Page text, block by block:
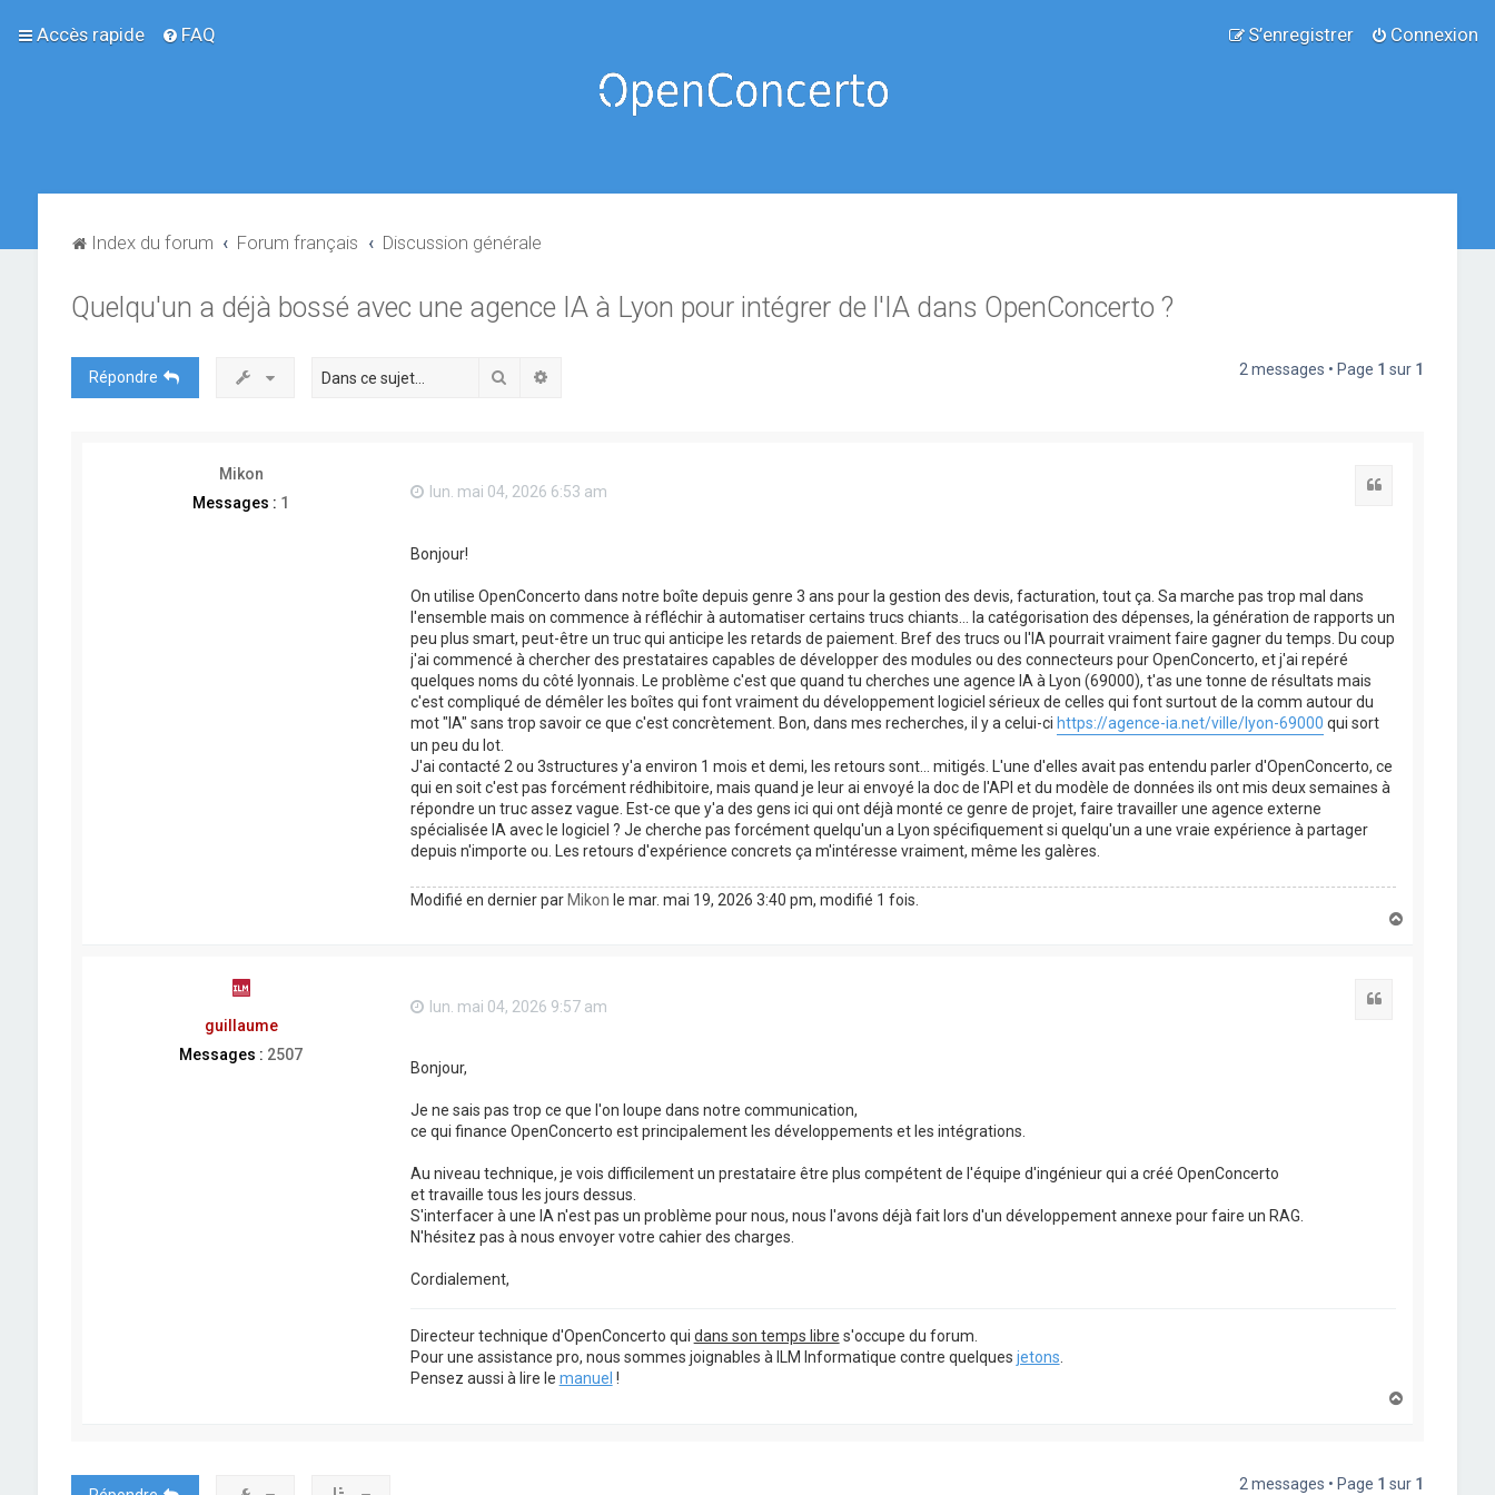
Accès rapide FAQ Connexion
S’enregistrer
Index du forum Forum français Discussion générale
Quelqu'un a déjà bossé avec une agence IA à Lyon pour intégrer de l'IA dans OpenConcerto ?
Répondre Rechercher 2 messages • Page 1 sur 1
Mikon
Messages : 1
lun. mai 04, 2026 6:53 am
Bonjour!
On utilise OpenConcerto dans notre boîte depuis genre 3 ans pour la gestion des devis, facturation, tout ça. Sa marche pas trop mal dans
l'ensemble mais on commence à réfléchir à automatiser certains trucs chiants... la catégorisation des dépenses, la génération de rapports un
peu plus smart, peut-être un truc qui anticipe les retards de paiement. Bref des trucs ou l'IA pourrait vraiment faire gagner du temps. Du coup
j'ai commencé à chercher des prestataires capables de développer des modules ou des connecteurs pour OpenConcerto, et j'ai repéré
quelques noms du côté lyonnais. Le problème c'est que quand tu cherches une agence IA à Lyon (69000), t'as une tonne de résultats mais
c'est compliqué de démêler les boîtes qui font vraiment du développement logiciel sérieux de celles qui font surtout de la comm autour du
mot "IA" sans trop savoir ce que c'est concrètement. Bon, dans mes recherches, il y a celui-ci https://agence-ia.net/ville/lyon-69000 qui sort
un peu du lot.
J'ai contacté 2 ou 3structures y'a environ 1 mois et demi, les retours sont... mitigés. L'une d'elles avait pas entendu parler d'OpenConcerto, ce
qui en soit c'est pas forcément rédhibitoire, mais quand je leur ai envoyé la doc de l'API et du modèle de données ils ont mis deux semaines à
répondre un truc assez vague. Est-ce que y'a des gens ici qui ont déjà monté ce genre de projet, faire travailler une agence externe
spécialisée IA avec le logiciel ? Je cherche pas forcément quelqu'un a Lyon spécifiquement si quelqu'un a une vraie expérience à partager
depuis n'importe ou. Les retours d'expérience concrets ça m'intéresse vraiment, même les galères.
Modifié en dernier par Mikon le mar. mai 19, 2026 3:40 pm, modifié 1 fois.
guillaume
Messages : 2507
lun. mai 04, 2026 9:57 am
Bonjour,
Je ne sais pas trop ce que l'on loupe dans notre communication,
ce qui finance OpenConcerto est principalement les développements et les intégrations.
Au niveau technique, je vois difficilement un prestataire être plus compétent de l'équipe d'ingénieur qui a créé OpenConcerto
et travaille tous les jours dessus.
S'interfacer à une IA n'est pas un problème pour nous, nous l'avons déjà fait lors d'un développement annexe pour faire un RAG.
N'hésitez pas à nous envoyer votre cahier des charges.
Cordialement,
Directeur technique d'OpenConcerto qui dans son temps libre s'occupe du forum.
Pour une assistance pro, nous sommes joignables à ILM Informatique contre quelques jetons
Pensez aussi à lire le manuel !
2 messages • Page 1 sur 1